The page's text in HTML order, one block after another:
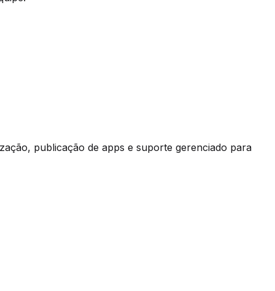
publicação de apps e suporte gerenciado para